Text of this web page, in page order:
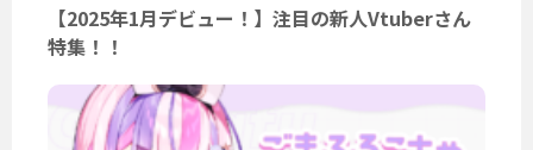
【2025年1月デビュー！】注目の新人Vtuberさん
特集！！